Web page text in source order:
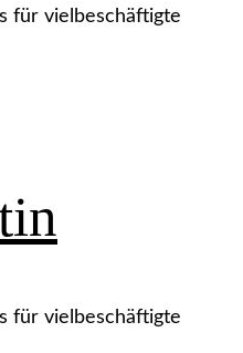
für vielbeschäftigte
für vielbeschäftigte